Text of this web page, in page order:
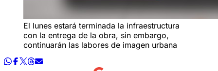
El lunes estará terminada la infraestructura
con la entrega de la obra, sin embargo,
continuarán las labores de imagen urbana